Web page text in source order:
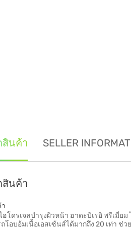
สินค้า SELLER
สินค้า
ดรเจลบำรุงผิวหน้า ฮาดะบิเรอิ พรีเมี่ย
โอบอุ้มเนื้อเอสเซ้นส์ได้มากถึง 20 เท่า